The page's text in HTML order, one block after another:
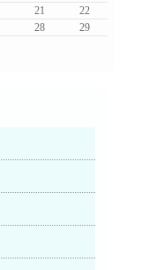
21
22
28
29